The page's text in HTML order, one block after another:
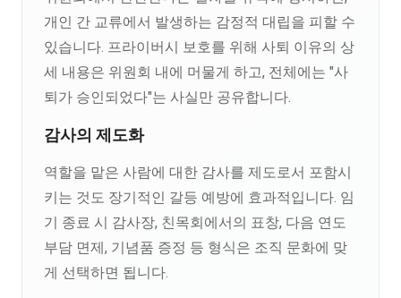
개인 간 교류에서 발생하는 감정적 대립을 피할 수
있습니다. 프라이버시 보호를 위해 사퇴 이유의 상
세 내용은 위원회 내에 머물게 하고, 전체에는 "사
퇴가 승인되었다"는 사실만 공유합니다.
감사의 제도화
역할을 맡은 사람에 대한 감사를 제도로서 포함시
키는 것도 장기적인 갈등 예방에 효과적입니다. 임
기 종료 시 감사장, 친목회에서의 표창, 다음 연도
부담 면제, 기념품 증정 등 형식은 조직 문화에 맞
게 선택하면 됩니다.